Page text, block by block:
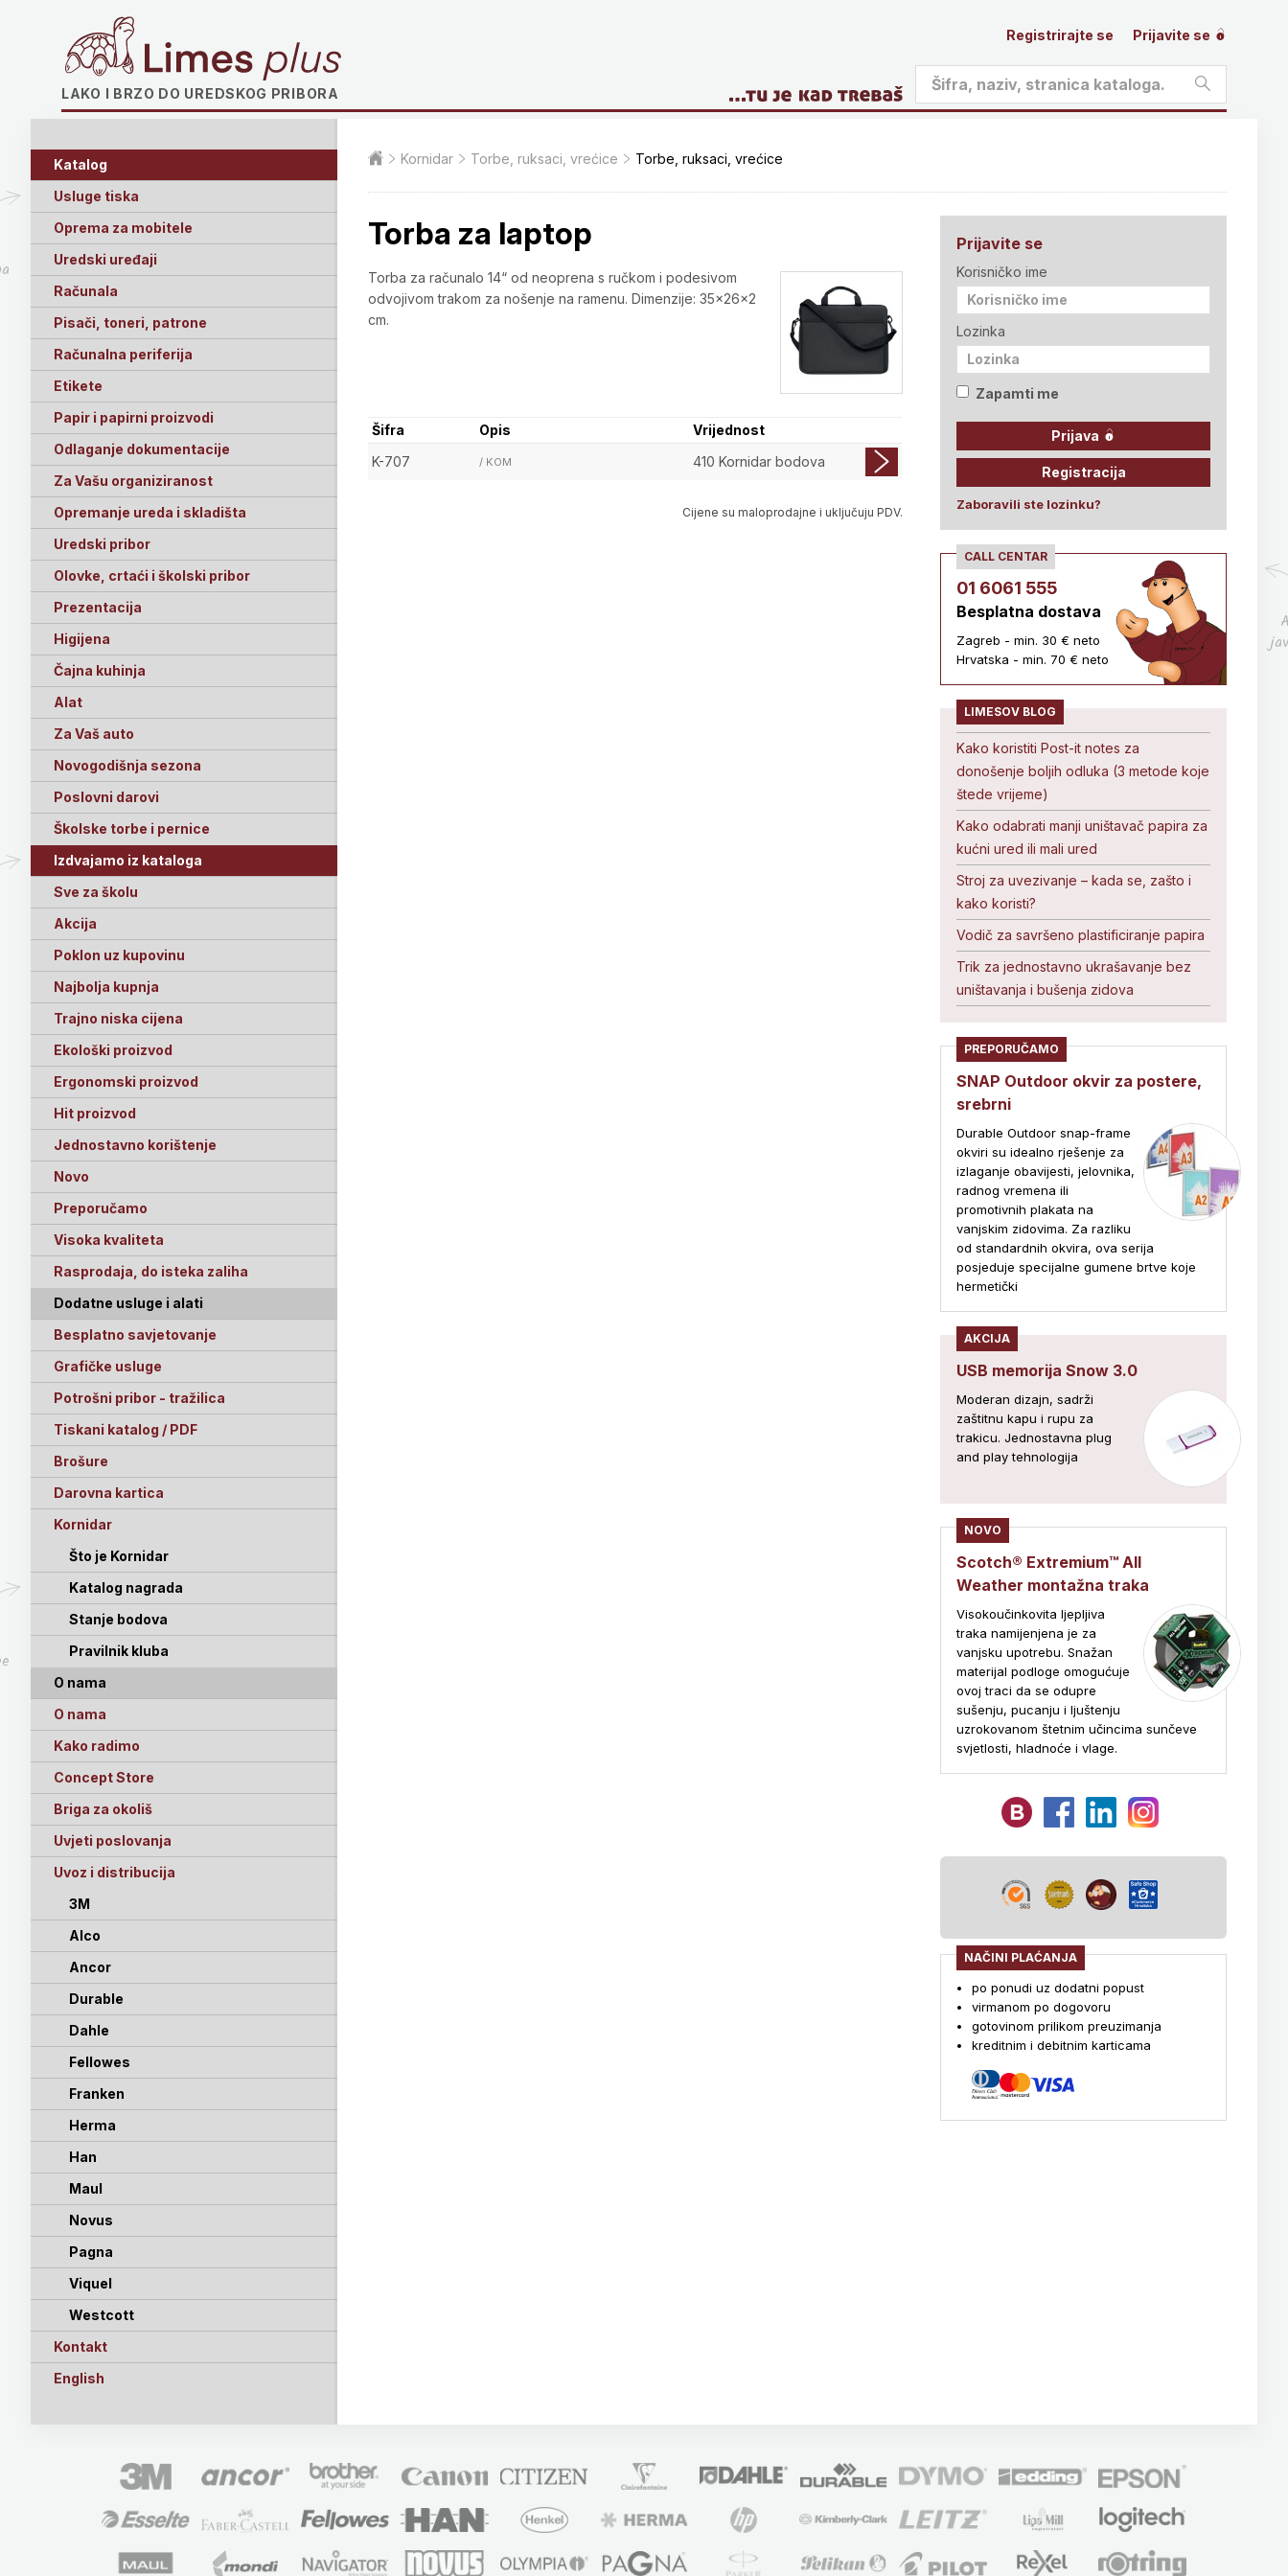
LAKO I BRZO DO UREDSKOG PRIBORA
Registrirajte se Prijavite se
Katalog
Usluge tiska
Oprema za mobitele
Uredski uređaji
Računala
Pisači, toneri, patrone
Računalna periferija
Etikete
Papir i papirni proizvodi
Odlaganje dokumentacije
Za Vašu organiziranost
Opremanje ureda i skladišta
Uredski pribor
Olovke, crtaći i školski pribor
Prezentacija
Higijena
Čajna kuhinja
Alat
Za Vaš auto
Novogodišnja sezona
Poslovni darovi
Školske torbe i pernice
Izdvajamo iz kataloga
Sve za školu
Akcija
Poklon uz kupovinu
Najbolja kupnja
Trajno niska cijena
Ekološki proizvod
Ergonomski proizvod
Hit proizvod
Jednostavno korištenje
Novo
Preporučamo
Visoka kvaliteta
Rasprodaja, do isteka zaliha
Dodatne usluge i alati
Besplatno savjetovanje
Grafičke usluge
Potrošni pribor - tražilica
Tiskani katalog / PDF
Brošure
Darovna kartica
Kornidar
Što je Kornidar
Katalog nagrada
Stanje bodova
Pravilnik kluba
O nama
O nama
Kako radimo
Concept Store
Briga za okoliš
Uvjeti poslovanja
Uvoz i distribucija
3M
Alco
Ancor
Durable
Dahle
Fellowes
Franken
Herma
Han
Maul
Novus
Pagna
Viquel
Westcott
Kontakt
English
Kornidar Torbe, ruksaci, vrećice Torbe, ruksaci, vrećice
Torba za laptop
Torba za računalo 14“ od neoprena s ručkom i podesivom
odvojivom trakom za nošenje na ramenu. Dimenzije: 35x26x2
cm.
Šifra Opis
Vrijednost
K-707
/ KOM 410 Kornidar bodova
Cijene su maloprodajne i uključuju PDV.
Prijavite se
Korisničko ime
Lozinka
Zapamti me
Prijava
Registracija
Zaboravili ste lozinku?
CALL CENTAR
01 6061 555
Besplatna dostava
Zagreb - min. 30 € neto
Hrvatska - min. 70 € neto
LIMESOV BLOG
Kako koristiti Post-it notes za
donošenje boljih odluka (3 metode koje
štede vrijeme)
Kako odabrati manji uništavač papira za
kućni ured ili mali ured
Stroj za uvezivanje – kada se, zašto i
kako koristi?
Vodič za savršeno plastificiranje papira
Trik za jednostavno ukrašavanje bez
uništavanja i bušenja zidova
PREPORUČAMO
SNAP Outdoor okvir za postere,
srebrni
Durable Outdoor snap-frame
okviri su idealno rješenje za
izlaganje obavijesti, jelovnika,
radnog vremena ili
promotivnih plakata na
vanjskim zidovima. Za razliku
od standardnih okvira, ova serija
posjeduje specijalne gumene brtve koje
hermetički
AKCIJA
USB memorija Snow 3.0
Moderan dizajn, sadrži
zaštitnu kapu i rupu za
trakicu. Jednostavna plug
and play tehnologija
NOVO
Scotch® Extremium™ All
Weather montažna traka
Visokoučinkovita ljepljiva
traka namijenjena je za
vanjsku upotrebu. Snažan
materijal podloge omogućuje
ovoj traci da se odupre
sušenju, pucanju i ljuštenju
uzrokovanom štetnim učincima sunčeve
svjetlosti, hladnoće i vlage.
NAČINI PLAĆANJA
po ponudi uz dodatni popust
virmanom po dogovoru
gotovinom prilikom preuzimanja
kreditnim i debitnim karticama